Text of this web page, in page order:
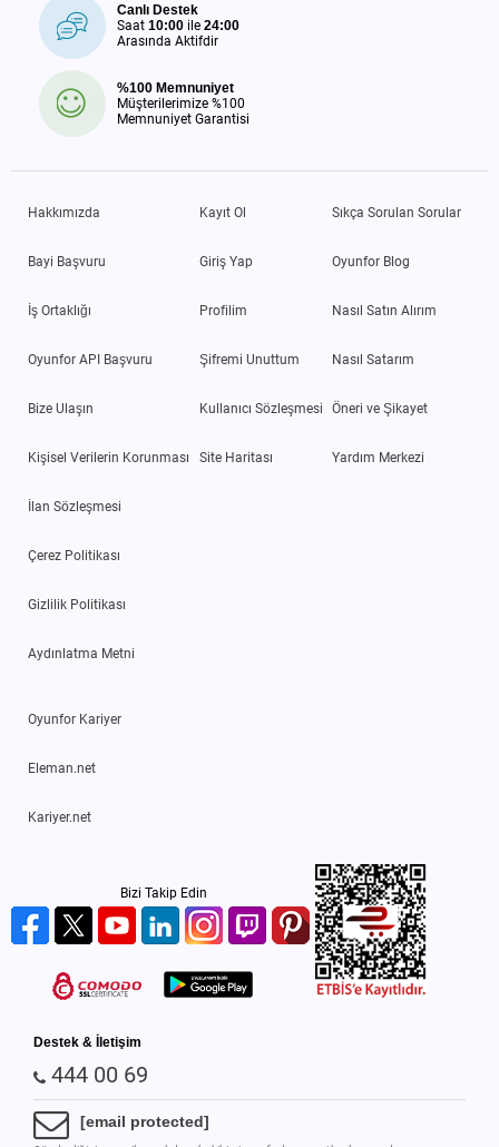
Canlı Destek
Saat 10:00 ile 24:00
Arasında Aktifdir
%100 Memnuniyet
Müşterilerimize %100
Memnuniyet Garantisi
Hakkımızda
Bayi Başvuru
İş Ortaklığı
Oyunfor API Başvuru
Bize Ulaşın
Kişisel Verilerin Korunması
İlan Sözleşmesi
Çerez Politikası
Gizlilik Politikası
Aydınlatma Metni
Kayıt Ol
Giriş Yap
Profilim
Şifremi Unuttum
Kullanıcı Sözleşmesi
Site Haritası
Sıkça Sorulan Sorular
Oyunfor Blog
Nasıl Satın Alırım
Nasıl Satarım
Öneri ve Şikayet
Yardım Merkezi
Oyunfor Kariyer
Eleman.net
Kariyer.net
Bizi Takip Edin
Destek & İletişim
444 00 69
[email protected]